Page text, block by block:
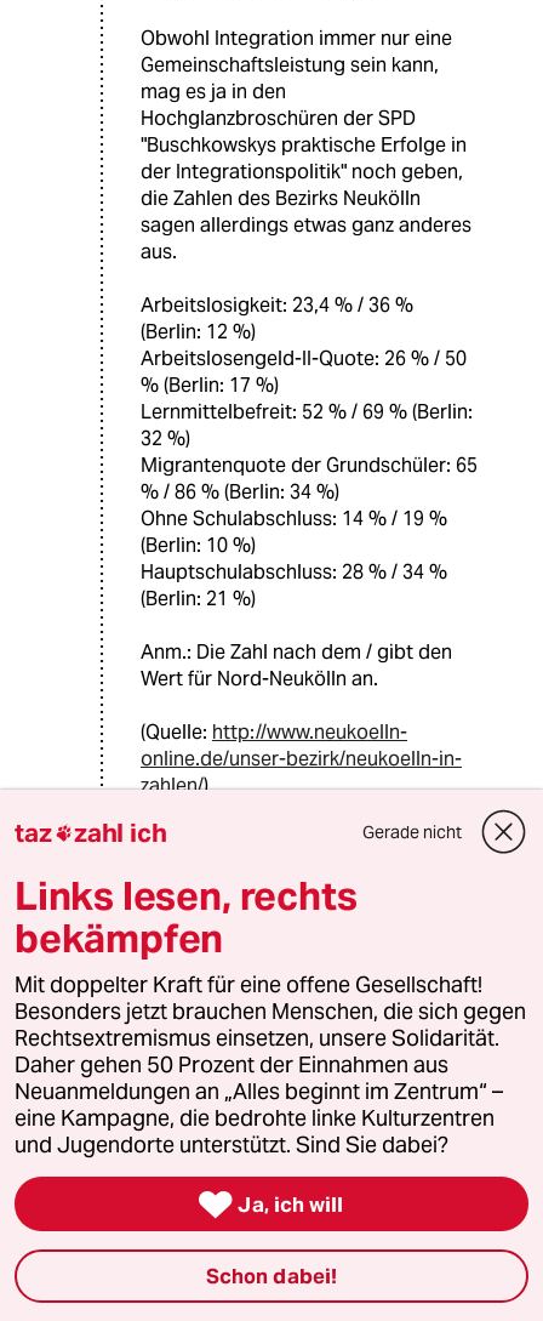
Obwohl Integration immer nur eine
Gemeinschaftsleistung sein kann,
mag es ja in den
Hochglanzbroschüren der SPD
"Buschkowskys praktische Erfolge in
der Integrationspolitik" noch geben,
die Zahlen des Bezirks Neukölln
sagen allerdings etwas ganz anderes
aus.
Arbeitslosigkeit: 23,4 % / 36 %
(Berlin: 12 %)
Arbeitslosengeld-II-Quote: 26 % / 50
% (Berlin: 17 %)
Lernmittelbefreit: 52 % / 69 % (Berlin:
32 %)
Migrantenquote der Grundschüler: 65
% / 86 % (Berlin: 34 %)
Ohne Schulabschluss: 14 % / 19 %
(Berlin: 10 %)
Hauptschulabschluss: 28 % / 34 %
(Berlin: 21 %)
Anm.: Die Zahl nach dem / gibt den
Wert für Nord-Neukölln an.
(Quelle: http://www.neukoelln-
online.de/unser-bezirk/neukoelln-in-
zahlen/)
30.07.2016, 15:57 Uhr
@Rainer Seiferth:
entschuldigung - aber das ist schlicht
infam: S.W. spricht eine menge sätze,
und im zusammenhang sind die auch
klar. nur wenn man einzelne sätze
herausgreift und den kontext
verschweigt, kann man sie (mutwillig)
missverstehen. aber das geht jedem
so, wenn jemand es drauf anlegt - bei
S. legen es halt einige drauf an,
gerade WEIL sie so klar ist..
Rainer Seiferth
taz zahl ich Gerade nicht
Links lesen, rechts
bekämpfen
Mit doppelter Kraft für eine offene Gesellschaft!
Besonders jetzt brauchen Menschen, die sich gegen
Rechtsextremismus einsetzen, unsere Solidarität.
Daher gehen 50 Prozent der Einnahmen aus
Neuanmeldungen an „Alles beginnt im Zentrum“ –
eine Kampagne, die bedrohte linke Kulturzentren
und Jugendorte unterstützt. Sind Sie dabei?
 Ja, ich will
Schon dabei!